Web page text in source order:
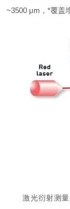
~3500 μm，*覆盖
激光衍射测